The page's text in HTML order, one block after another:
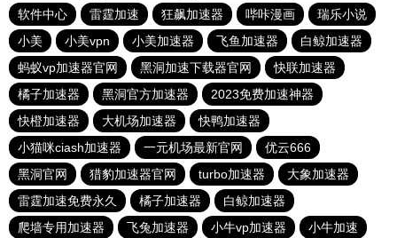
软件中心
雷霆加速 狂飙加速器 哔咔漫画
瑞乐小说
小美
小美vpn 小美加速器 飞鱼加速器
白鲸加速器
蚂蚁vp加速器官网
黑洞加速下载器官网
快联加速器
橘子加速器
黑洞官方加速器
2023免费加速神器
快橙加速器
大机场加速器
快鸭加速器
小猫咪ciash加速器
一元机场最新官网
优云666
黑洞官网
猎豹加速器官网 turbo加速器
大象加速器
雷霆加速免费永久
橘子加速器
白鲸加速器
爬墙专用加速器
飞兔加速器 小牛vp加速器 小牛加速